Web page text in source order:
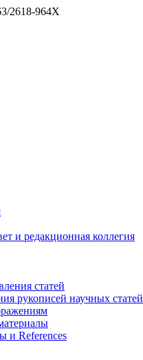
2618-964X
и редакционная коллегия
статей
рукописей научных статей
и References